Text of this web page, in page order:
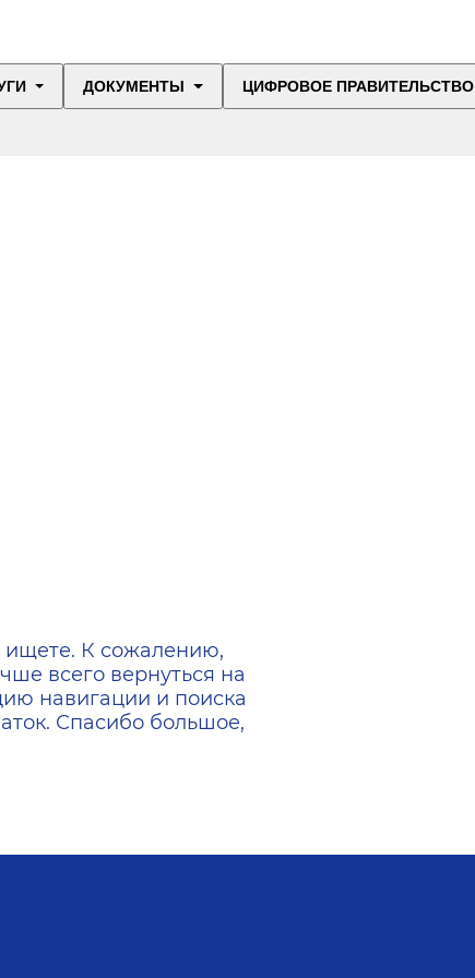
ДОКУМЕНТЫ ЦИФРОВОЕ ПРАВИТЕЛЬСТВО
ищете. К сожалению,
всего вернуться на
навигации и поиска
Спасибо большое,